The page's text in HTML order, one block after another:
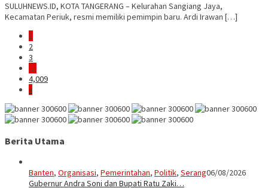
SULUHNEWS.ID, KOTA TANGERANG – Kelurahan Sangiang Jaya,
Kecamatan Periuk, resmi memiliki pemimpin baru. Ardi Irawan […]
1
2
3
…
4,009
»
Berita Utama
Banten, Organisasi, Pemerintahan, Politik, Serang06/08/2026
Gubernur Andra Soni dan Bupati Ratu Zaki…